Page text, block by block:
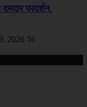
प्रदर्शन,
2026 16